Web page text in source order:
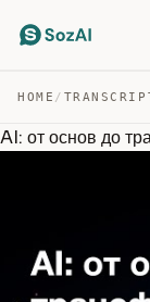
HOME /
AI: от основ до